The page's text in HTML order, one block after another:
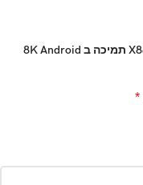
היה הראשון לכתוב סקירה “סטרימר X88 Pro 13 תמיכה ב 8K Android
*